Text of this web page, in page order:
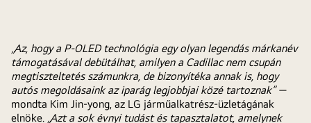
„Az, hogy a P-OLED technológia egy olyan legendás márkanév
támogatásával debütálhat, amilyen a Cadillac nem csupán
megtiszteltetés számunkra, de bizonyítéka annak is, hogy
autós megoldásaink az iparág legjobbjai közé tartoznak”—
mondta Kim Jin-yong, az LG járműalkatrész-üzletágának
elnöke. „Azt a sok évnyi tudást és tapasztalatot, amelynek